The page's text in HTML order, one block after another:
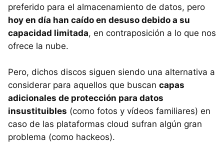
preferido para el almacenamiento de datos, pero
hoy en día han caído en desuso debido a su
capacidad limitada, en contraposición a lo que nos
ofrece la nube.
Pero, dichos discos siguen siendo una alternativa a
considerar para aquellos que buscan capas
adicionales de protección para datos
insustituibles (como fotos y vídeos familiares) en
caso de las plataformas cloud sufran algún gran
problema (como hackeos).